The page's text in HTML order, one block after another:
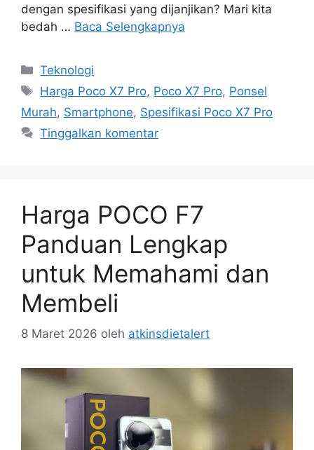
dengan spesifikasi yang dijanjikan? Mari kita
bedah … Baca Selengkapnya
Kategori
Teknologi
Tag
Harga Poco X7 Pro, Poco X7 Pro, Ponsel
Murah, Smartphone, Spesifikasi Poco X7 Pro
Tinggalkan komentar
Harga POCO F7
Panduan Lengkap
untuk Memahami dan
Membeli
8 Maret 2026 oleh atkinsdietalert